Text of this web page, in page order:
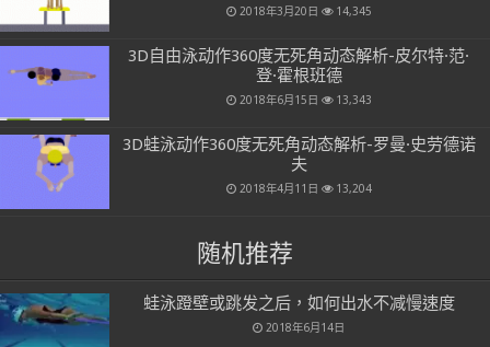
2018年3月20日 14,345
3D自由泳动作360度无死角动态解析-皮尔特·范·
登·霍根班德
2018年6月15日 13,343
3D蛙泳动作360度无死角动态解析-罗曼·史劳德诺
夫
2018年4月11日 13,204
随机推荐
蛙泳蹬壁或跳发之后，如何出水不减慢速度
2018年6月14日